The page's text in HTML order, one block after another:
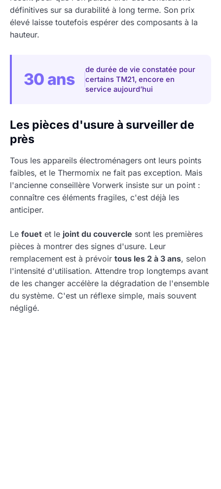
définitives sur sa durabilité à long terme. Son prix
élevé laisse toutefois espérer des composants à la
hauteur.
30 ans
de durée de vie constatée pour
certains TM21, encore en
service aujourd’hui
Les pièces d'usure à surveiller de
près
Tous les appareils électroménagers ont leurs points
faibles, et le Thermomix ne fait pas exception. Mais
l'ancienne conseillère Vorwerk insiste sur un point :
connaître ces éléments fragiles, c'est déjà les
anticiper.
Le fouet et le joint du couvercle sont les premières
pièces à montrer des signes d'usure. Leur
remplacement est à prévoir tous les 2 à 3 ans, selon
l'intensité d'utilisation. Attendre trop longtemps avant
de les changer accélère la dégradation de l'ensemble
du système. C'est un réflexe simple, mais souvent
négligé.